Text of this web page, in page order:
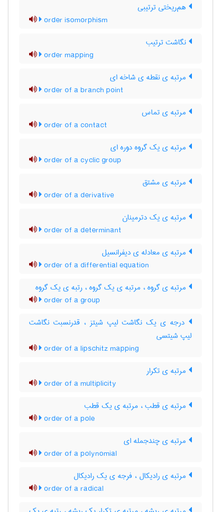
هم‌ریختی ترتیبی
order isomorphism
نگاشت ترتیب
order mapping
مرتبه ی نقطه ی شاخه ای
order of a branch point
مرتبه ی تماس
order of a contact
مرتبه ی یک گروه دوره ای
order of a cyclic group
مرتبه ی مشتق
order of a derivative
مرتبه ی یک دترمینان
order of a determinant
مرتبه ی معادله ی دیفرانسیل
order of a differential equation
مرتبه ی گروه ، مرتبه ی یک گروه ، رتبه ی یک گروه
order of a group
درجه ی یک نگاشت لیپ شیتز ، قدرنسبت نگاشت
لیپ شیتسی
order of a lipschitz mapping
مرتبه ی تکرار
order of a multiplicity
مرتبه ی قطب ، مرتبه ی یک قطب
order of a pole
مرتبه ی چندجمله ای
order of a polynomial
مرتبه ی رادیکال ، فرجه ی یک رادیکال
order of a radical